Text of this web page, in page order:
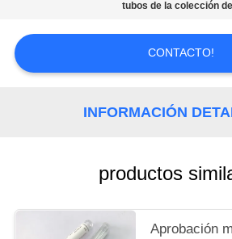
PRIVACY
POLICY
tubos de la colección
CONTACTO!
INFORMACIÓN
productos
Aprobación